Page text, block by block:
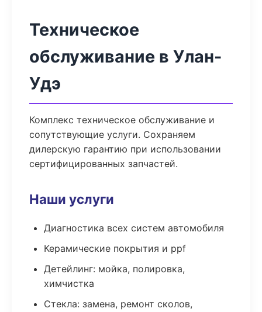
Техническое
обслуживание в Улан-
Удэ
Комплекс техническое обслуживание и
сопутствующие услуги. Сохраняем
дилерскую гарантию при использовании
сертифицированных запчастей.
Наши услуги
Диагностика всех систем автомобиля
Керамические покрытия и ppf
Детейлинг: мойка, полировка,
химчистка
Стекла: замена, ремонт сколов,